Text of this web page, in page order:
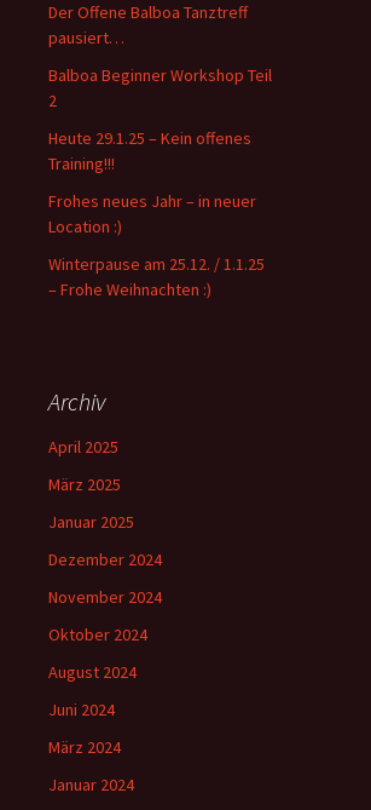
a
c
h
:
Der Offene Balboa Tanztreff
pausiert…
Balboa Beginner Workshop Teil
2
Heute 29.1.25 – Kein offenes
Training!!!
Frohes neues Jahr – in neuer
Location :)
Winterpause am 25.12. / 1.1.25
– Frohe Weihnachten :)
Archiv
April 2025
März 2025
Januar 2025
Dezember 2024
November 2024
Oktober 2024
August 2024
Juni 2024
März 2024
Januar 2024